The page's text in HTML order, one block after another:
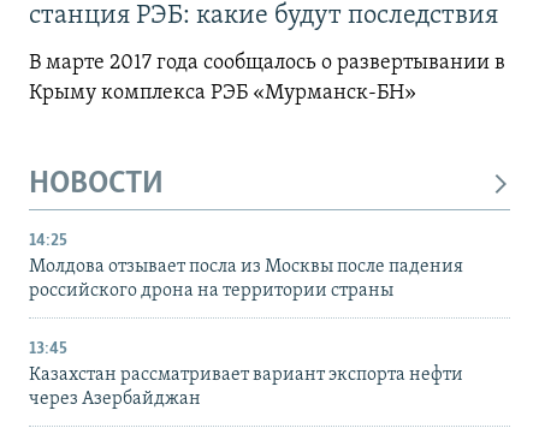
станция РЭБ: какие будут последствия
В марте 2017 года сообщалось о развертывании в
Крыму комплекса РЭБ «Мурманск-БН»
НОВОСТИ
14:25
Молдова отзывает посла из Москвы после падения
российского дрона на территории страны
13:45
Казахстан рассматривает вариант экспорта нефти
через Азербайджан